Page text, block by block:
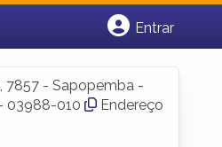
Entrar
7857 - Sapopemba -
03988-010
Endereço